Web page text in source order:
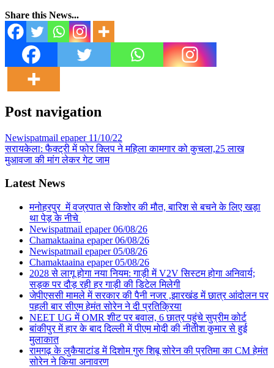
Share this News...
Post navigation
Newispatmail epaper 11/10/22
सरायकेला: फैक्ट्री में फोर क्लिप ने महिला कामगार को कुचला,25 लाख
मुआवजा की मांग लेकर गेट जाम
Latest News
मनोहरपुर में वज्रपात से किशोर की मौत, बारिश से बचने के लिए खड़ा
था पेड़ के नीचे
Newispatmail epaper 06/08/26
Chamaktaaina epaper 06/08/26
Newispatmail epaper 05/08/26
Chamaktaaina epaper 05/08/26
2028 से लागू होगा नया नियम: गाड़ी में V2V सिस्टम होगा अनिवार्य;
सड़क पर दौड़ रही हर गाड़ी की डिटेल मिलेगी
जेपीएससी मामले में सरकार की पैनी नजर ,झारखंड में छात्र आंदोलन पर
पहली बार सीएम हेमंत सोरेन ने दी प्रतिक्रिया
NEET UG में OMR शीट पर बवाल, 6 छात्र पहुंचे सुप्रीम कोर्ट
बांकीपुर में हार के बाद दिल्ली में पीएम मोदी की नीतीश कुमार से हुई
मुलाकात
रामगढ़ के लुकैयाटांड में दिशोम गुरु शिबू सोरेन की प्रतिमा का CM हेमंत
सोरेन ने किया अनावरण